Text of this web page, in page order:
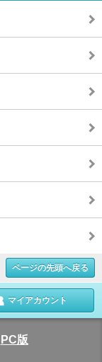
ページの先頭へ戻る
マイアカウント
PC版